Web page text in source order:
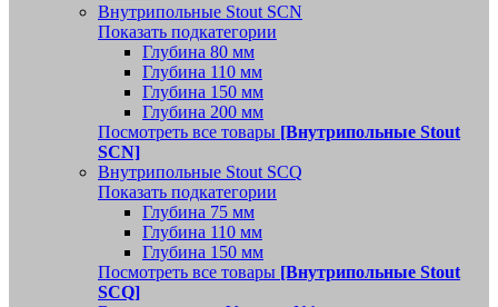
Внутрипольные Stout SCN
Показать подкатегории
Глубина 80 мм
Глубина 110 мм
Глубина 150 мм
Глубина 200 мм
Посмотреть все товары [Внутрипольные Stout
SCN]
Внутрипольные Stout SCQ
Показать подкатегории
Глубина 75 мм
Глубина 110 мм
Глубина 150 мм
Посмотреть все товары [Внутрипольные Stout
SCQ]